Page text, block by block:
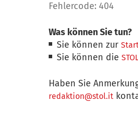
Fehlercode: 404
Was können Sie tun?
Sie können zur
Sie können die
Haben Sie
redaktion@stol.it